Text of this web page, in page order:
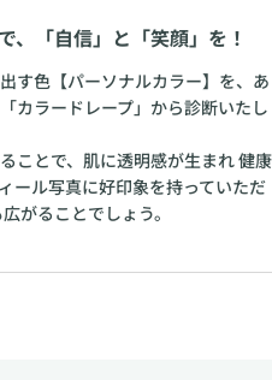
、「自信」と「笑顔」を！
す色【パーソナルカラー】を、あ
カラードレープ」から診断いたし
ことで、肌に透明感が生まれ 健康
ール写真に好印象を持っていただ
がることでしょう。